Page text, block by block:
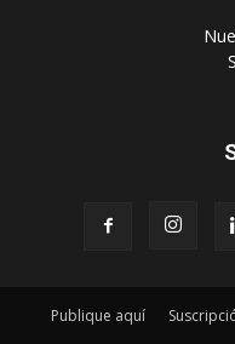
Publique aquí